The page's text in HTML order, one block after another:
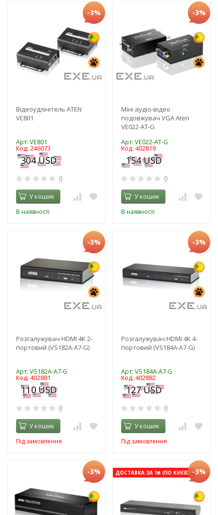
-3%
Відеоудлінітель ATEN
VE801
Арт: VE801
Код: 246073
0
У кошик
В наявності
-3%
Міні аудіо-відео
подовжувач VGA Aten
VE022-AT-G
Арт: VE022-AT-G
Код: 402819
0
У кошик
В наявності
-3%
Розгалужувач HDMI 4K 2-
портовий (VS182A-A7-G)
Арт: VS182A-A7-G
Код: 402881
0
У кошик
Під замовлення
-3%
Розгалужувач HDMI 4K 4-
портовий (VS184A-A7-G)
Арт: VS184A-A7-G
Код: 402882
0
У кошик
Під замовлення
-3% ДОСТАВКА ЗА 1₴ (ПО КИЄВУ)-3%